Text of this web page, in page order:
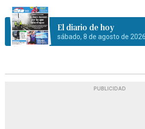
El diario de hoy
sábado, 8 de agosto de 2026
PUBLICIDAD